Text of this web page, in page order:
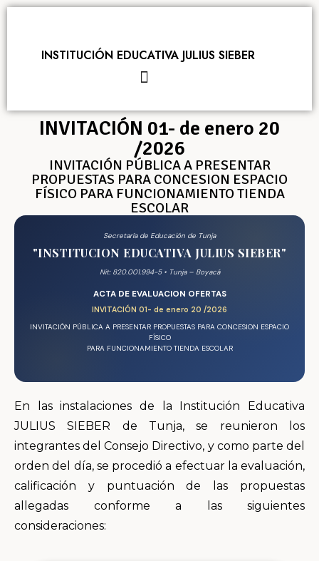
INSTITUCIÓN EDUCATIVA JULIUS SIEBER
INVITACIÓN 01- de enero 20
/2026
INVITACIÓN PÚBLICA A PRESENTAR
PROPUESTAS PARA CONCESION ESPACIO
FÍSICO PARA FUNCIONAMIENTO TIENDA
ESCOLAR
Secretaría de Educación de Tunja
"INSTITUCION EDUCATIVA JULIUS SIEBER"
Nit: 820.001.994-5 • Tunja – Boyacá
ACTA DE EVALUACION OFERTAS
INVITACIÓN 01- de enero 20 /2026
INVITACIÓN PÚBLICA A PRESENTAR PROPUESTAS PARA CONCESION ESPACIO
FÍSICO
PARA FUNCIONAMIENTO TIENDA ESCOLAR
En las instalaciones de la Institución Educativa
JULIUS SIEBER de Tunja, se reunieron los
integrantes del Consejo Directivo, y como parte del
orden del día, se procedió a efectuar la evaluación,
calificación y puntuación de las propuestas
allegadas conforme a las siguientes
consideraciones: